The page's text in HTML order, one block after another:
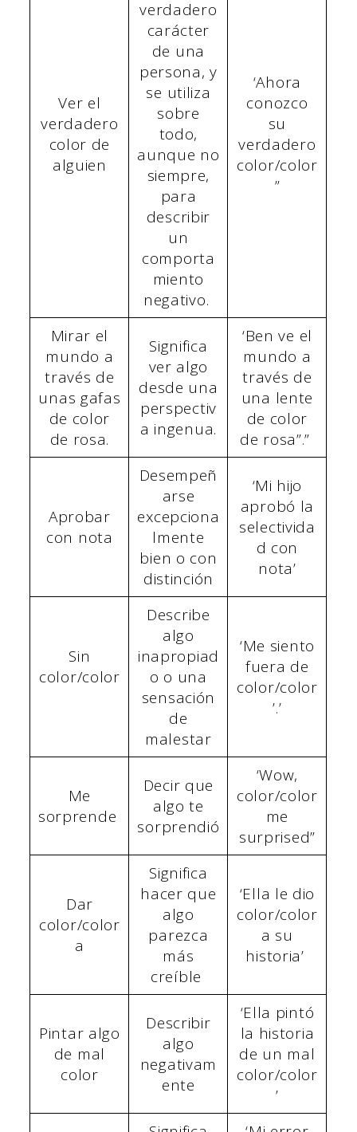
Ver el
verdadero
color de
alguien
verdadero
carácter
de una
persona, y
se utiliza
sobre
todo,
aunque no
siempre,
para
describir
un
comporta
miento
negativo.
‘Ahora
conozco
su
verdadero
color/color
”
Mirar el
mundo a
través de
unas gafas
de color
de rosa.
Significa
ver algo
desde una
perspectiv
a ingenua.
‘Ben ve el
mundo a
través de
una lente
de color
de rosa”.”
Aprobar
con nota
Desempeñ
arse
excepciona
lmente
bien o con
distinción
‘Mi hijo
aprobó la
selectivida
d con
nota’
Sin
color/color
Describe
algo
inapropiad
o o una
sensación
de
malestar
‘Me siento
fuera de
color/color
’.’
Me
sorprende
Decir que
algo te
sorprendió
‘Wow,
color/color
me
surprised”
Dar
color/color
a
Significa
hacer que
algo
parezca
más
creíble
‘Ella le dio
color/color
a su
historia’
Pintar algo
de mal
color
Describir
algo
negativam
ente
‘Ella pintó
la historia
de un mal
color/color
’